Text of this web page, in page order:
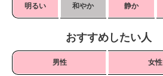
明るい 和やか 静か
おすすめしたい人
男性 女性